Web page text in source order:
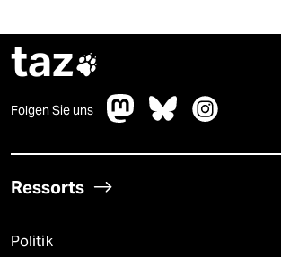
taz
Folgen Sie uns
Ressorts
Politik